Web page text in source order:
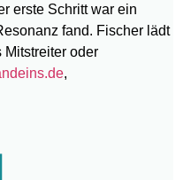
erste Schritt war ein
fand. Fischer lädt
Mitstreiter oder
,